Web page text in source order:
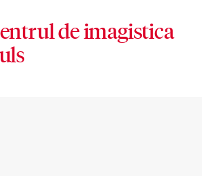
de imagistica